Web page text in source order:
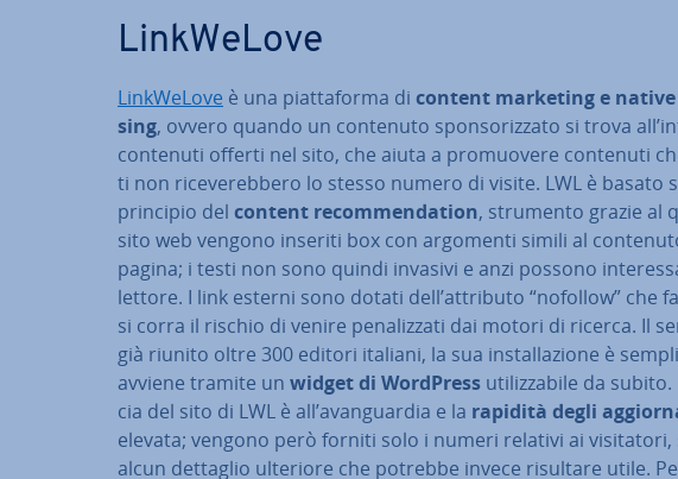
Lin­k­We­Lo­ve
Lin­k­We­Lo­ve è una piat­ta­for­ma di content marketing e
sing, ovvero quando un contenuto spon­so­riz­za­to si trova
contenuti offerti nel sito, che aiuta a pro­muo­ve­re contenuti
ti non ri­ce­ve­reb­be­ro lo stesso numero di visite. LWL è basato
principio del content re­com­men­da­tion, strumento grazie al
sito web vengono inseriti box con argomenti simili al
pagina; i testi non sono quindi invasivi e anzi possono
lettore. I link esterni sono dotati dell’attributo “nofollow” che
si corra il rischio di venire pe­na­liz­za­ti dai motori di ricerca. Il
già riunito oltre 300 editori italiani, la sua in­stal­la­zio­ne è
avviene tramite un widget di WordPress uti­liz­za­bi­le da subito.
cia del sito di LWL è all’avan­guar­dia e la rapidità degli
elevata; vengono però forniti solo i numeri relativi ai vi­si­ta­to­ri,
alcun dettaglio ulteriore che potrebbe invece risultare utile.